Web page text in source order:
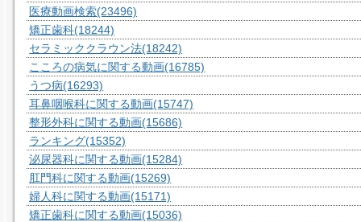
医療動画検索(23496)
矯正歯科(18244)
セラミッククラウン法(18242)
こころの病気に関する動画(16785)
うつ病(16293)
耳鼻咽喉科に関する動画(15747)
整形外科に関する動画(15686)
ランキング(15352)
泌尿器科に関する動画(15284)
肛門科に関する動画(15269)
婦人科に関する動画(15171)
矯正歯科に関する動画(15036)